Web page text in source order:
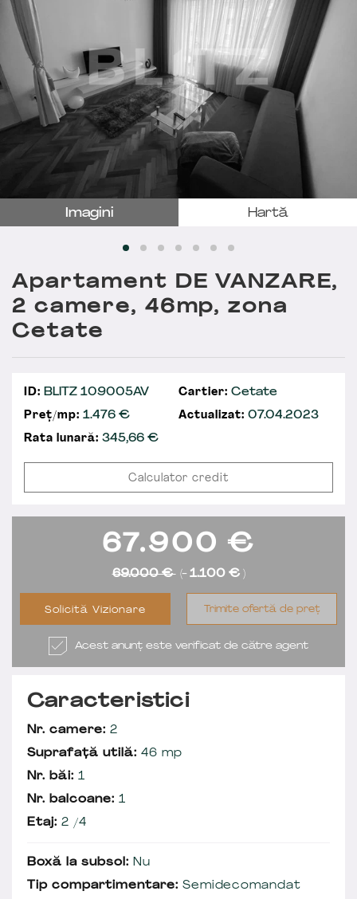
Imagini Hartă
Apartament DE VANZARE,
2 camere, 46mp, zona
Cetate
ID: BLITZ 109005AV Cartier: Cetate
Preț/mp: 1.476 € Actualizat: 07.04.2023
Rata lunară: 345,66€
Calculator credit
67.900 €
69.000 € (- 1.100 €)
Solicită Vizionare Trimite ofertă de preț
Acest anunț este verificat de către agent
Caracteristici
Nr. camere: 2
Suprafață utilă: 46 mp
Nr. băi: 1
Nr. balcoane: 1
Etaj: 2 /4
Boxă la subsol: Nu
Tip compartimentare: Semidecomandat